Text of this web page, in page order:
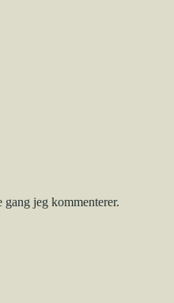
jeg kommenterer.